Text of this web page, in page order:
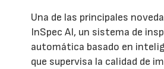
Una de las principales
InSpec AI, un sistema de
automática basado en
que supervisa la calidad de